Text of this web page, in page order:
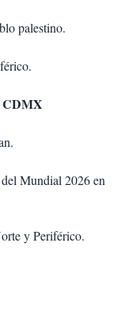
palestino.
CDMX
Mundial 2026 en
y Periférico.